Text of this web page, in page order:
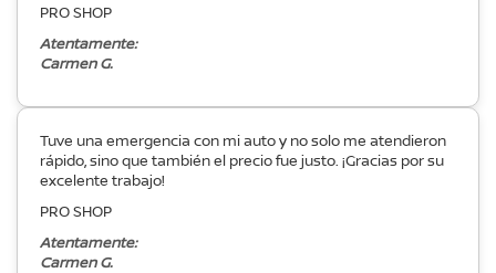
PRO SHOP
Atentamente:
Carmen G.
Tuve una emergencia con mi auto y no solo me atendieron
rápido, sino que también el precio fue justo. ¡Gracias por su
excelente trabajo!
PRO SHOP
Atentamente:
Carmen G.